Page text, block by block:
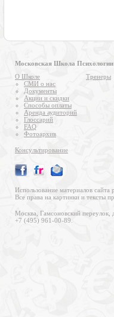
Московская Школа Психологии
О Школе
СМИ о нас
Документы
Акции и скидки
Способы оплаты
Аренда аудиторий
Глоссарий
FAQ
Фотоархив
Тренеры
Консультирование
Использование материалов
Все права на картинки и тексты
Москва, Гамсоновский переулок,
+7 (495) 961-00-89.